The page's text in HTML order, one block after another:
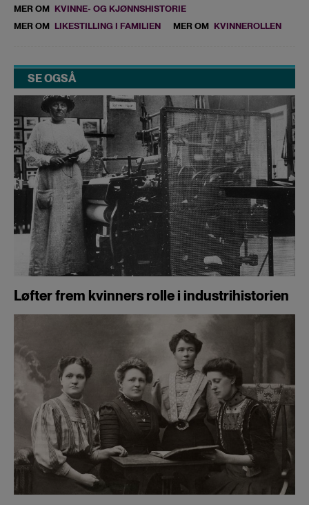
MER OM KVINNE- OG KJØNNSHISTORIE
MER OM LIKESTILLING I FAMILIEN MER OM KVINNEROLLEN
SE OGSÅ
Løfter frem kvinners rolle i industrihistorien